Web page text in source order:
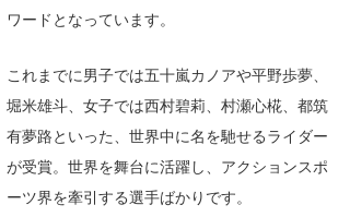
ワードとなっています。
これまでに男子では五十嵐カノアや平野歩夢、
堀米雄斗、女子では西村碧莉、村瀬心椛、都筑
有夢路といった、世界中に名を馳せるライダー
が受賞。世界を舞台に活躍し、アクションスポ
ーツ界を牽引する選手ばかりです。
ゴン
米山予報士
wanda
予報士 hiro.
banpaku